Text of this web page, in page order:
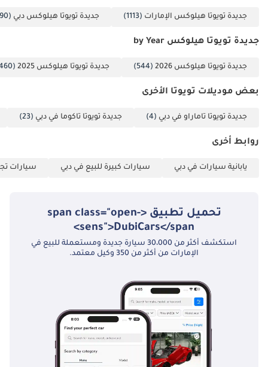
جديدة تويوتا هيلوكس الإمارات (1113) جديدة تويوتا هيلوكس دبي (1090)
جديدة تويوتا هيلوكس by Year
جديدة تويوتا هيلوكس 2026 (544) جديدة تويوتا هيلوكس 2025 (460)
بعض موديلات تويوتا الأخرى
جديدة تويوتا تاماراو في دبي (4) جديدة تويوتا تاكوما في دبي (23)
روابط أخرى
يابانية سيارات في دبي سيارات كبيرة للبيع في دبي سيارات
تحميل تطبيق <span class="open-
sens">DubiCars</span>
استكشف أكثر من 30،000 سيارة جديدة ومستعملة للبيع في
الإمارات من أكثر من 350 وكيل معتمد.
للمشتري الذي يبحث عن شاحنة بيك أب متينة بحالة ممتازة، تحافظ على
من محرك الديزل وناقل الحركة اليدوي، بالإضافة إلى لونها الجذاب عند إعادة
تم إنشاء هذه الإحصاءات بواسطة الذكاء الاصطناعي اعتماداً على بيانات